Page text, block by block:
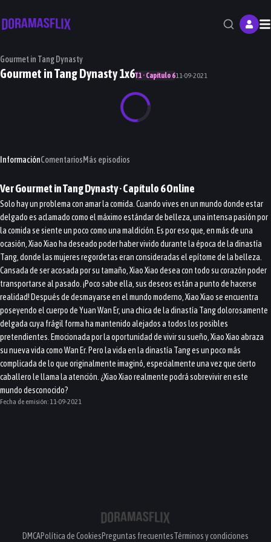
Gourmet in Tang Dynasty
Gourmet in Tang Dynasty 1x6T1 · Capítulo 611-09-2021
InformaciónComentariosMás episodios
VerGourmet in Tang Dynasty· Capítulo6Online
Solo hay un problema con amar la comida. Cuando vives en un mundo donde estar
delgado es aclamado como el máximo estándar de belleza, una intensa pasión por
la comida se siente un poco como una maldición. Es por eso que, en más de una
ocasión, Xiao Xiao ha deseado poder haber vivido durante la época de la dinastía
Tang, donde las mujeres regordetas eran consideradas el epítome de la belleza.
Cansada de ser acosada por su tamaño, Xiao Xiao desea con todo su corazón poder
transportarse al pasado. ¡Poco sabe ella, sus deseos están a punto de hacerse
realidad! Después de desmayarse en el mundo moderno, Xiao Xiao se encuentra
poseyendo el cuerpo de Yuan Wan Er, una chica de la dinastía Tang dolorosamente
delgada cuya frágil forma ha mantenido alejados a todos los posibles
pretendientes. Emocionada por la oportunidad de vivir su sueño, Xiao Xiao abraza
su nueva vida como Wan Er. Pero la vida en la dinastía Tang es un poco más
complicada de lo que originalmente imaginó, especialmente una vez que cierto
caballero le llama la atención. ¿Xiao Xiao realmente podrá sobrevivir en este
mundo desconocido?
Fecha de emisión: 11-09-2021
DMCAPolítica de CookiesPreguntas frecuentesTérminos y condiciones